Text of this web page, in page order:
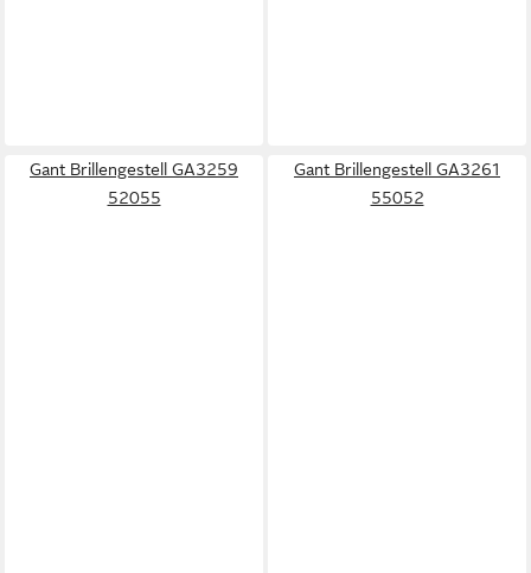
Gant Brillengestell GA3259
52055
Gant Brillengestell GA3261
55052